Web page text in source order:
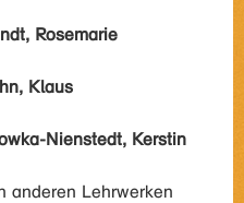
Rosemarie
Klaus
Nienstedt, Kerstin
anderen Lehrwerken